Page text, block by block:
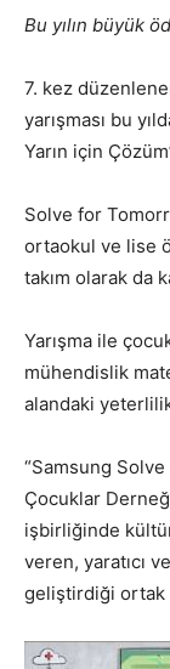
Bu yılın büyük
7. kez
yarışması bu
Yarın için
Solve for
ortaokul ve lise
takım olarak da
Yarışma ile
mühendislik
alandaki
“Samsung Solve
Çocuklar
işbirliğinde
veren, yaratıcı
geliştirdiği ortak